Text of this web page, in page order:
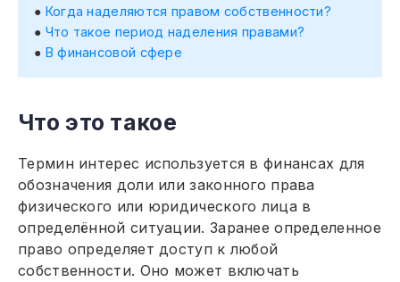
Когда наделяются правом собственности?
Что такое период наделения правами?
В финансовой сфере
Что это такое
Термин интерес используется в финансах для
обозначения доли или законного права
физического или юридического лица в
определённой ситуации. Заранее определенное
право определяет доступ к любой
собственности. Оно может включать